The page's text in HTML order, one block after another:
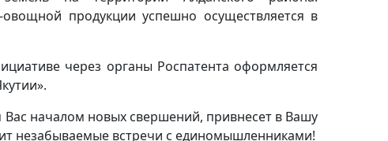
продукции успешно осуществляется в
через органы Роспатента оформляется
Вас началом новых свершений, привнесет в Вашу
незабываемые встречи с единомышленниками!